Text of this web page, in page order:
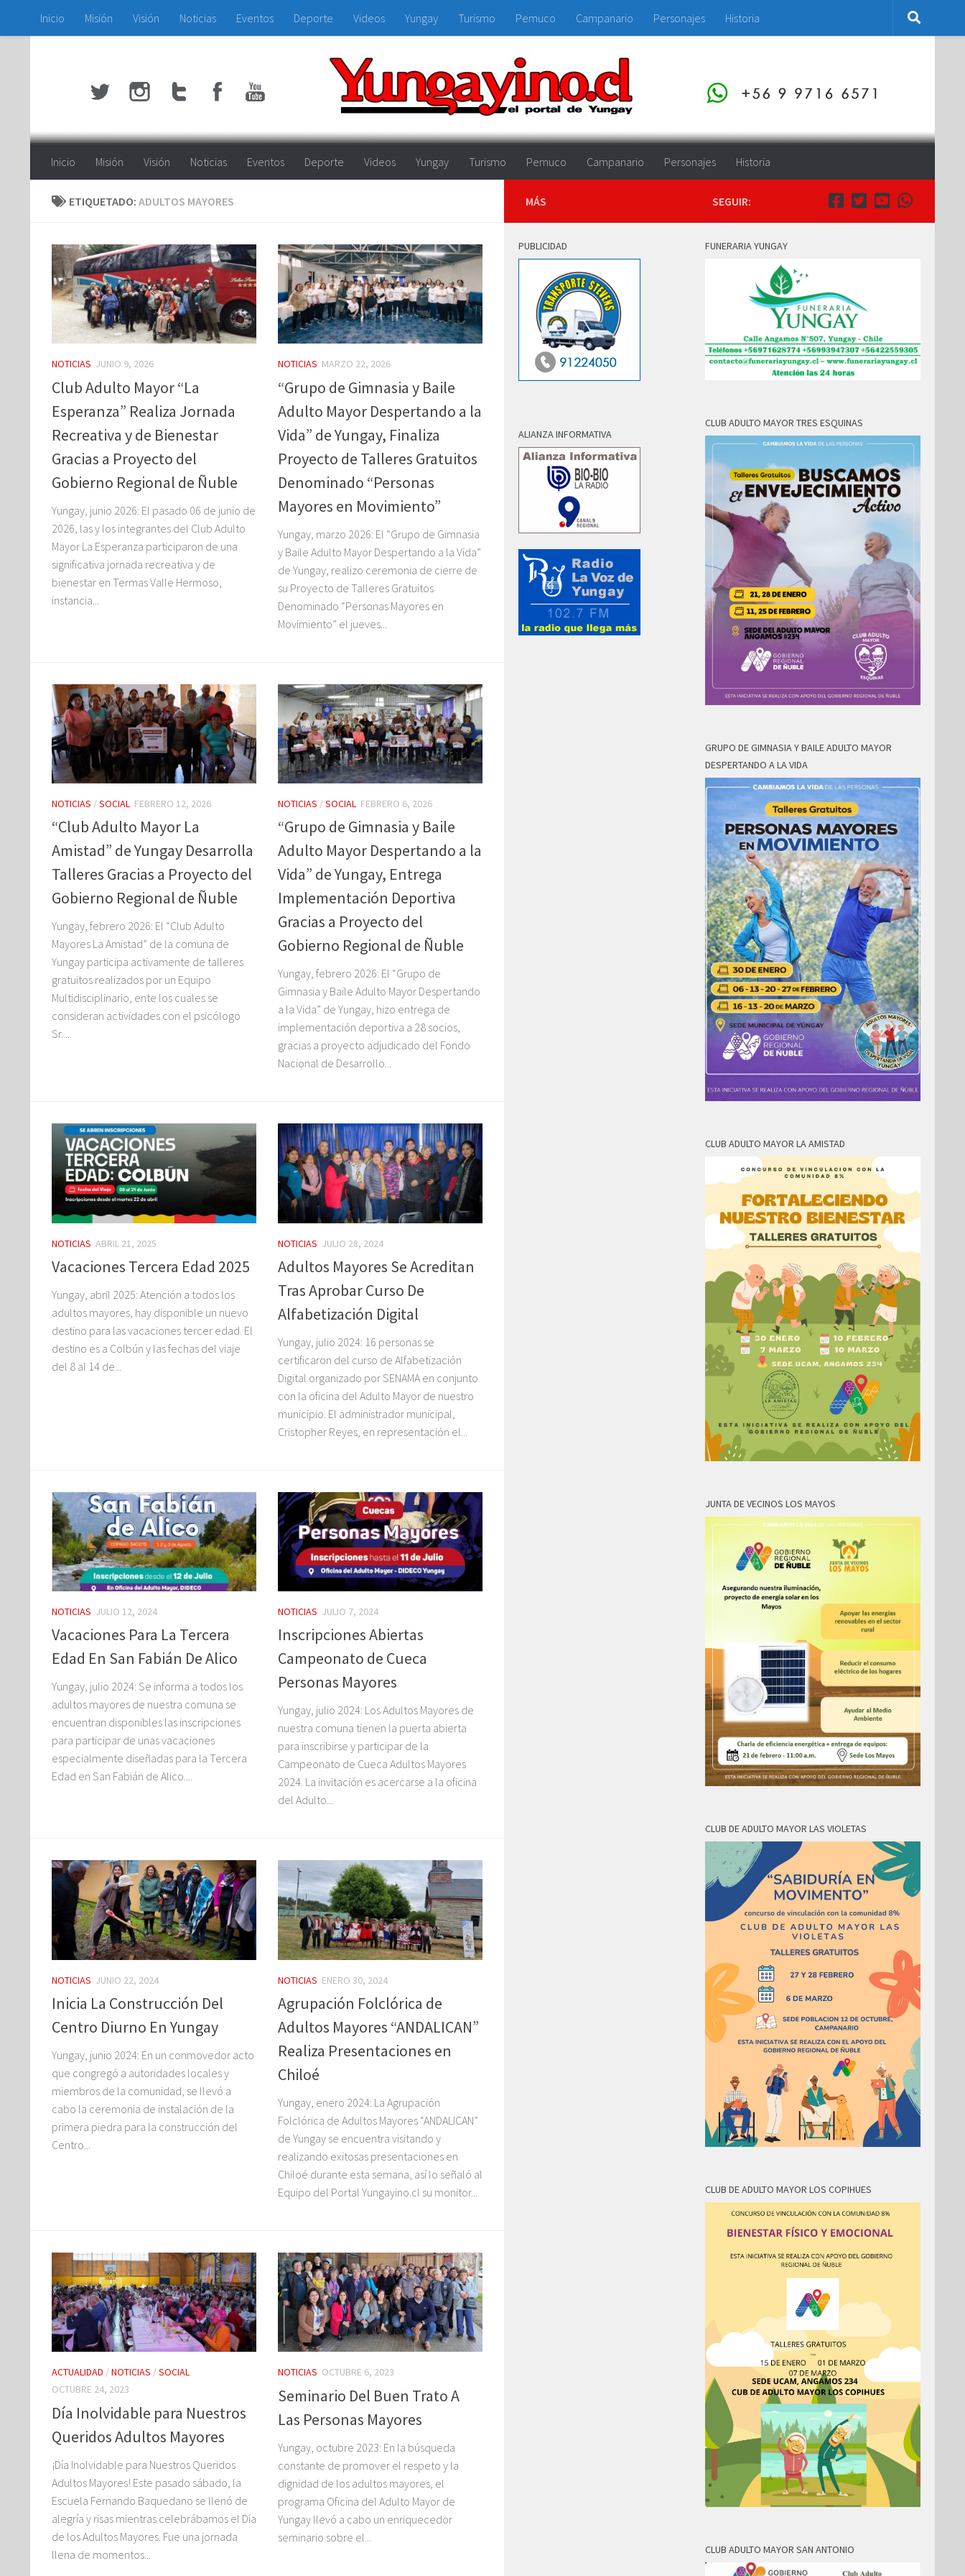
Saltar al contenido
Inicio Misión Visión Noticias Eventos Deporte Videos Yungay Turismo Pemuco Campanario Personajes Historia
Inicio Misión Visión Noticias Eventos Deporte Videos Yungay Turismo Pemuco Campanario Personajes Historia
ETIQUETADO: ADULTOS MAYORES
NOTICIAS JUNIO 9, 2026
Club Adulto Mayor “La
Esperanza” Realiza Jornada
Recreativa y de Bienestar
Gracias a Proyecto del
Gobierno Regional de Ñuble
Yungay, junio 2026: El pasado 06 de junio de
2026, las y los integrantes del Club Adulto
Mayor La Esperanza participaron de una
significativa jornada recreativa y de
bienestar en Termas Valle Hermoso,
instancia...
NOTICIAS MARZO 22, 2026
“Grupo de Gimnasia y Baile
Adulto Mayor Despertando a la
Vida” de Yungay, Finaliza
Proyecto de Talleres Gratuitos
Denominado “Personas
Mayores en Movimiento”
Yungay, marzo 2026: El “Grupo de Gimnasia
y Baile Adulto Mayor Despertando a la Vida”
de Yungay, realizo ceremonia de cierre de
su Proyecto de Talleres Gratuitos
Denominado “Personas Mayores en
Movimiento” el jueves...
NOTICIAS /SOCIAL FEBRERO 12, 2026
“Club Adulto Mayor La
Amistad” de Yungay Desarrolla
Talleres Gracias a Proyecto del
Gobierno Regional de Ñuble
Yungay, febrero 2026: El “Club Adulto
Mayores La Amistad” de la comuna de
Yungay participa activamente de talleres
gratuitos realizados por un Equipo
Multidisciplinario, ente los cuales se
consideran actividades con el psicólogo
Sr....
NOTICIAS /SOCIAL FEBRERO 6, 2026
“Grupo de Gimnasia y Baile
Adulto Mayor Despertando a la
Vida” de Yungay, Entrega
Implementación Deportiva
Gracias a Proyecto del
Gobierno Regional de Ñuble
Yungay, febrero 2026: El “Grupo de
Gimnasia y Baile Adulto Mayor Despertando
a la Vida” de Yungay, hizo entrega de
implementación deportiva a 28 socios,
gracias a proyecto adjudicado del Fondo
Nacional de Desarrollo...
NOTICIAS ABRIL 21, 2025
Vacaciones Tercera Edad 2025
Yungay, abril 2025: Atención a todos los
adultos mayores, hay disponible un nuevo
destino para las vacaciones tercer edad. El
destino es a Colbún y las fechas del viaje
del 8 al 14 de...
NOTICIAS JULIO 28, 2024
Adultos Mayores Se Acreditan
Tras Aprobar Curso De
Alfabetización Digital
Yungay, julio 2024: 16 personas se
certificaron del curso de Alfabetización
Digital organizado por SENAMA en conjunto
con la oficina del Adulto Mayor de nuestro
municipio. El administrador municipal,
Cristopher Reyes, en representación el...
NOTICIAS JULIO 12, 2024
Vacaciones Para La Tercera
Edad En San Fabián De Alico
Yungay, julio 2024: Se informa a todos los
adultos mayores de nuestra comuna se
encuentran disponibles las inscripciones
para participar de unas vacaciones
especialmente diseñadas para la Tercera
Edad en San Fabián de Alico....
NOTICIAS JULIO 7, 2024
Inscripciones Abiertas
Campeonato de Cueca
Personas Mayores
Yungay, julio 2024: Los Adultos Mayores de
nuestra comuna tienen la puerta abierta
para inscribirse y participar de la
Campeonato de Cueca Adultos Mayores
2024. La invitación es acercarse a la oficina
del Adulto...
NOTICIAS JUNIO 22, 2024
Inicia La Construcción Del
Centro Diurno En Yungay
Yungay, junio 2024: En un conmovedor acto
que congregó a autoridades locales y
miembros de la comunidad, se llevó a
cabo la ceremonia de instalación de la
primera piedra para la construcción del
Centro...
NOTICIAS ENERO 30, 2024
Agrupación Folclórica de
Adultos Mayores “ANDALICAN”
Realiza Presentaciones en
Chiloé
Yungay, enero 2024: La Agrupación
Folclórica de Adultos Mayores “ANDALICAN”
de Yungay se encuentra visitando y
realizando exitosas presentaciones en
Chiloé durante esta semana, así lo señaló al
Equipo del Portal Yungayino.cl su monitor...
ACTUALIDAD /NOTICIAS /SOCIAL
OCTUBRE 24, 2023
Día Inolvidable para Nuestros
Queridos Adultos Mayores
¡Día Inolvidable para Nuestros Queridos
Adultos Mayores! Este pasado sábado, la
Escuela Fernando Baquedano se llenó de
alegría y risas mientras celebrábamos el Día
de los Adultos Mayores. Fue una jornada
llena de momentos...
NOTICIAS OCTUBRE 6, 2023
Seminario Del Buen Trato A
Las Personas Mayores
Yungay, octubre 2023: En la búsqueda
constante de promover el respeto y la
dignidad de los adultos mayores, el
programa Oficina del Adulto Mayor de
Yungay llevó a cabo un enriquecedor
seminario sobre el...
SEGUIR:
FUNERARIA YUNGAY
CLUB ADULTO MAYOR TRES ESQUINAS
GRUPO DE GIMNASIA Y BAILE ADULTO MAYOR
DESPERTANDO A LA VIDA
CLUB ADULTO MAYOR LA AMISTAD
JUNTA DE VECINOS LOS MAYOS
CLUB DE ADULTO MAYOR LAS VIOLETAS
CLUB DE ADULTO MAYOR LOS COPIHUES
CLUB ADULTO MAYOR SAN ANTONIO
MÁS
PUBLICIDAD
ALIANZA INFORMATIVA